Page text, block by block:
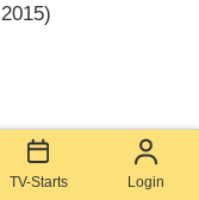
TV-Starts Login
2015)